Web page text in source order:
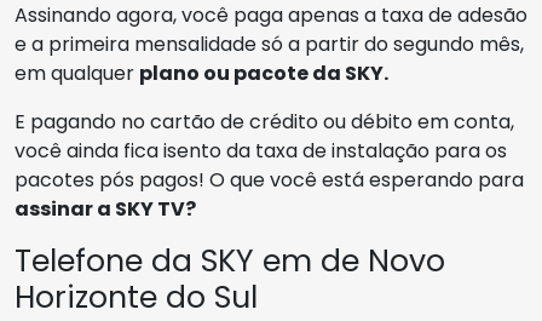
Assinando agora, você paga apenas a taxa de adesão
e a primeira mensalidade só a partir do segundo mês,
em qualquer plano ou pacote da SKY.
E pagando no cartão de crédito ou débito em conta,
você ainda fica isento da taxa de instalação para os
pacotes pós pagos! O que você está esperando para
assinar a SKY TV?
Telefone da SKY em de Novo
Horizonte do Sul